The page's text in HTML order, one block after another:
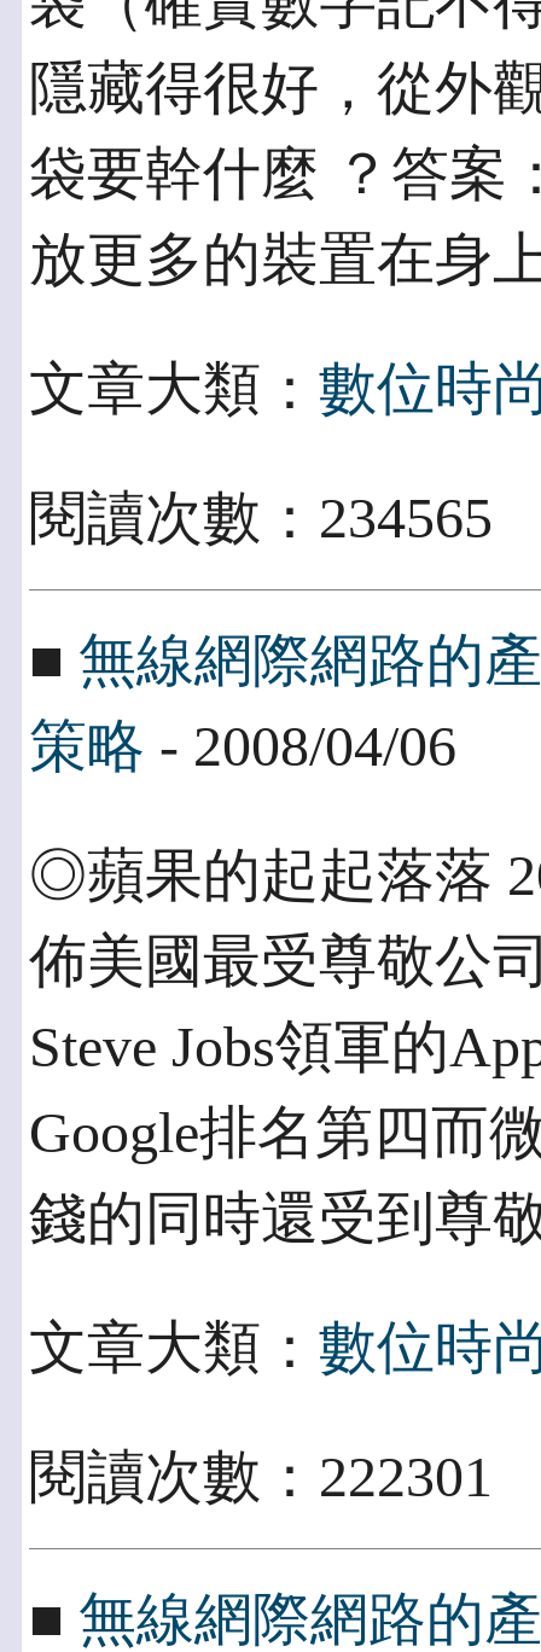
隱藏得很好，從外
袋要幹什麼 ？答案
放更多的裝置在身
文章大類： 數位時
閱讀次數：
■ 無線網際網路的
策略 - 2008/04/06
◎蘋果的起起落落
佈美國最受尊敬公
Steve Jobs領軍的
Google排名第四而
錢的同時還受到尊
文章大類： 數位時
閱讀次數：
■ 無線網際網路的